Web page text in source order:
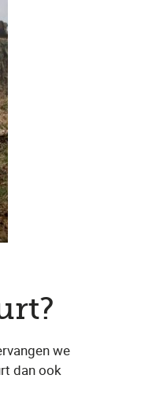
we
dan ook